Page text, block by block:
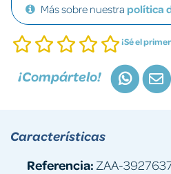
Más sobre nuestra política
¡Sé el
¡Compártelo!
Características
Referencia: ZAA-